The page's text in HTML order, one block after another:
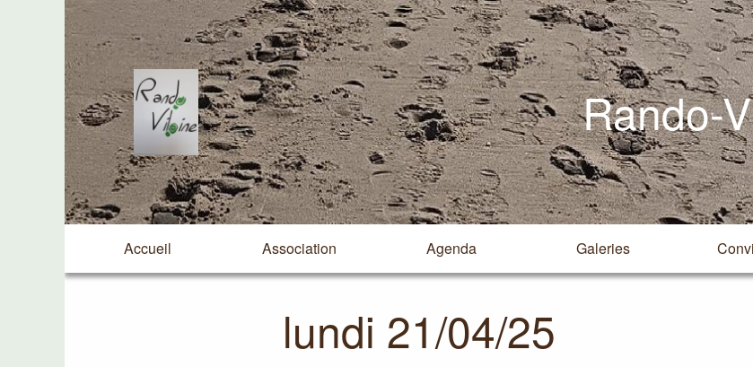
Rando-
Accueil Association Agenda Galeries
lundi 21/04/25